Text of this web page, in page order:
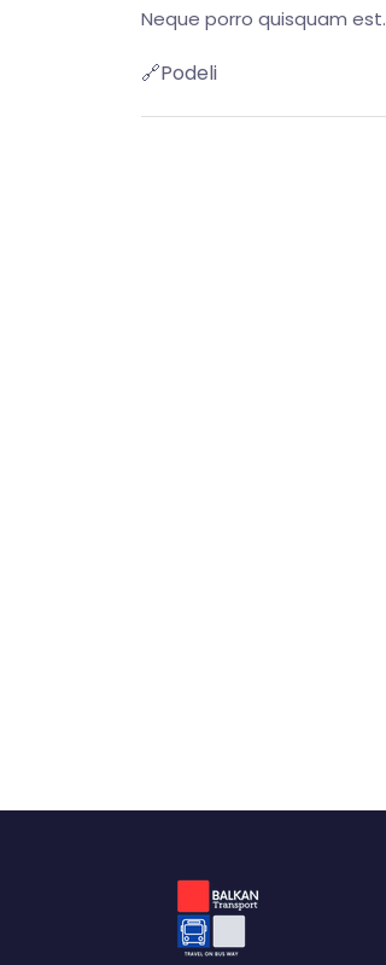
Neque porro quisquam est.
🔗Podeli